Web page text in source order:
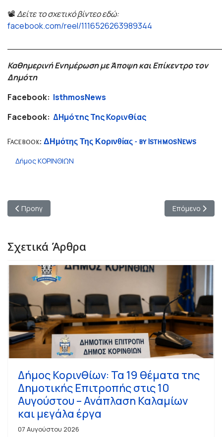
📽️Δείτε το σχετικό βίντεο εδώ:
facebook.com/reel/1116526263989344
Καθημερινή Ενημέρωση με Άποψη και Επίκεντρο τον
Δημότη
Facebook: IsthmosNews
Facebook: ΔΗμότης Της Κορινθίας
Facebook: ΔΗμότης Της Κορινθίας - by IsthmosNews
Δήμος ΚΟΡΙΝΘΙΩΝ
Προηγούμενο άρθρο: Δήμος Ξυλοκάστρου – Ευρωστίνης:
Προηγ Επόμενο
Επόμενο
Σχετικά Άρθρα
Δήμος Κορινθίων: Τα 19 θέματα της
Δημοτικής Επιτροπής στις 10
Αυγούστου – Ανάπλαση Καλαμίων
και μεγάλα έργα
07 Αυγούστου 2026